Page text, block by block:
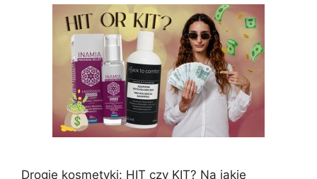
Drogie kosmetyki: HIT czy KIT? Na jakie